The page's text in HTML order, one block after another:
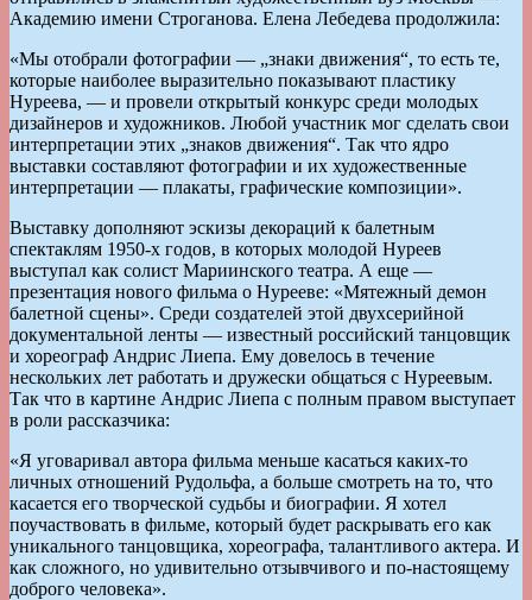
Академию имени Строганова. Елена Лебедева продолжила:
«Мы отобрали фотографии — „знаки движения“, то есть те,
которые наиболее выразительно показывают пластику
Нуреева, — и провели открытый конкурс среди молодых
дизайнеров и художников. Любой участник мог сделать свои
интерпретации этих „знаков движения“. Так что ядро
выставки составляют фотографии и их художественные
интерпретации — плакаты, графические композиции».
Выставку дополняют эскизы декораций к балетным
спектаклям 1950-х годов, в которых молодой Нуреев
выступал как солист Мариинского театра. А еще —
презентация нового фильма о Нурееве: «Мятежный демон
балетной сцены». Среди создателей этой двухсерийной
документальной ленты — известный российский танцовщик
и хореограф Андрис Лиепа. Ему довелось в течение
нескольких лет работать и дружески общаться с Нуреевым.
Так что в картине Андрис Лиепа с полным правом выступает
в роли рассказчика:
«Я уговаривал автора фильма меньше касаться каких-то
личных отношений Рудольфа, а больше смотреть на то, что
касается его творческой судьбы и биографии. Я хотел
поучаствовать в фильме, который будет раскрывать его как
уникального танцовщика, хореографа, талантливого актера. И
как сложного, но удивительно отзывчивого и по-настоящему
доброго человека».